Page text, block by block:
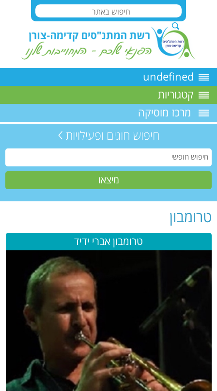
undefined
קטגוריות
מרכז מוסיקה
חיפוש חוגים ופעילויות
טרומבון
טרומבון אברי ידיד